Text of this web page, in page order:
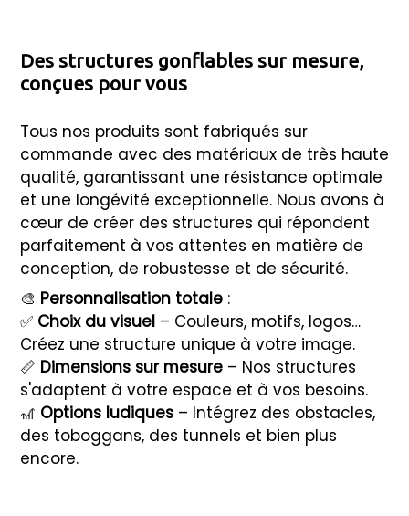
Des structures gonflables sur mesure,
conçues pour vous
Tous nos produits sont fabriqués sur
commande avec des matériaux de très haute
qualité, garantissant une résistance optimale
et une longévité exceptionnelle. Nous avons à
cœur de créer des structures qui répondent
parfaitement à vos attentes en matière de
conception, de robustesse et de sécurité.
🎨 Personnalisation totale :
✅ Choix du visuel – Couleurs, motifs, logos…
Créez une structure unique à votre image.
📏 Dimensions sur mesure – Nos structures
s'adaptent à votre espace et à vos besoins.
🎢 Options ludiques – Intégrez des obstacles,
des toboggans, des tunnels et bien plus
encore.